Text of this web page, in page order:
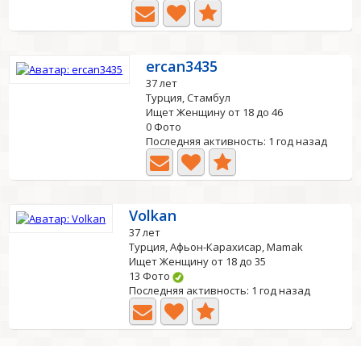
ercan3435
37 лет
Турция, Стамбул
Ищет Женщину от 18 до 46
0 Фото
Последняя активность: 1 год назад
Volkan
37 лет
Турция, Афьон-Карахисар, Mamak
Ищет Женщину от 18 до 35
13 Фото
Последняя активность: 1 год назад